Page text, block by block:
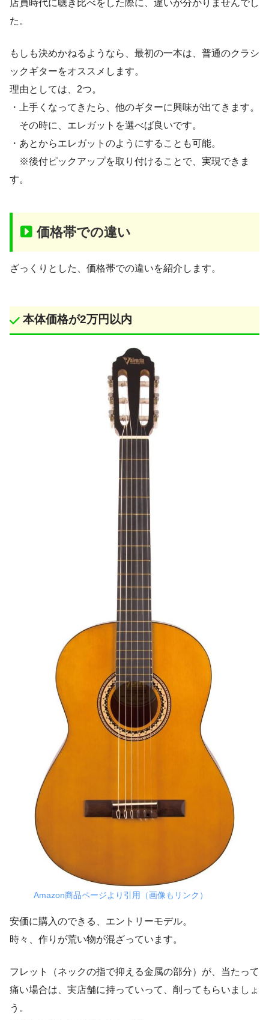
店員時代に聴き比べをした際に、違いが分かりませんでし
た。
もしも決めかねるようなら、最初の一本は、普通のクラシ
ックギターをオススメします。
理由としては、2つ。
・上手くなってきたら、他のギターに興味が出てきます。
その時に、エレガットを選べば良いです。
・あとからエレガットのようにすることも可能。
※後付ピックアップを取り付けることで、実現できま
す。
価格帯での違い
ざっくりとした、価格帯での違いを紹介します。
本体価格が2万円以内
Amazon商品ページより引用（画像もリンク）
安価に購入のできる、エントリーモデル。
時々、作りが荒い物が混ざっています。
フレット（ネックの指で抑える金属の部分）が、当たって
痛い場合は、実店舗に持っていって、削ってもらいましょ
う。